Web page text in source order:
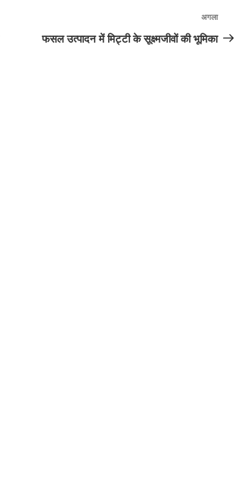
अगली
पोस्ट
अगला
फसल उत्पादन में मिट्टी के सूक्ष्मजीवों की भूमिका